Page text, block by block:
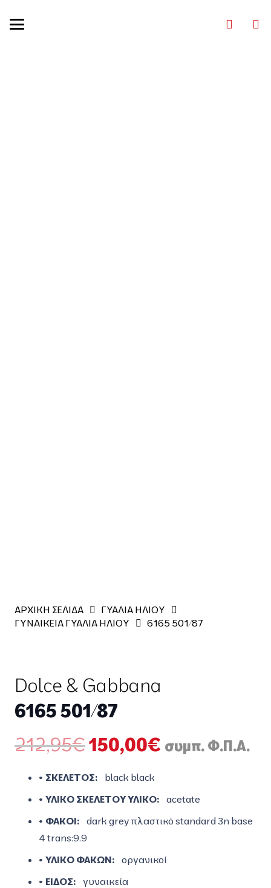
ΑΡΧΙΚΗ ΣΕΛΙΔΑ
ΓΥΑΛΙΑ ΗΛΙΟΥ
ΓΥΝΑΙΚΕΙΑ ΓΥΑΛΙΑ ΗΛΙΟΥ
6165 501/87
Dolce & Gabbana
6165 501/87
212,95€Original
price
was:
212,95€.
150,00€ Η
τρέχουσα
είναι:
150,00€.
συμπ. Φ.Π.Α.
• ΣΚΕΛΕΤΟΣ: black black
• ΥΛΙΚΟ ΣΚΕΛΕΤΟΥ ΥΛΙΚΟ: acetate
• ΦΑΚΟΙ: dark grey πλαστικό standard 3n base
4 trans:9.9
• ΥΛΙΚΟ ΦΑΚΩΝ: οργανικοί
• ΕΙΔΟΣ: γυναικεία